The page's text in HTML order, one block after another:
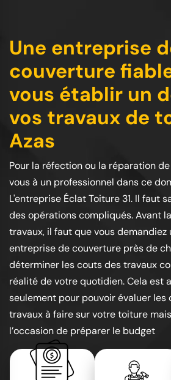
Une entreprise
couverture
vous établir un
vos travaux de
Azas
Pour la réfection ou la réparation
vous à un professionnel dans ce
L'entreprise Éclat Toiture 31. Il faut
des opérations compliqués. Avant
travaux, il faut que vous demandiez
entreprise de couverture près de
déterminer les couts des travaux
réalité de votre quotidien. Cela est
seulement pour pouvoir évaluer les
travaux à faire sur votre toiture
l’occasion de préparer le budget